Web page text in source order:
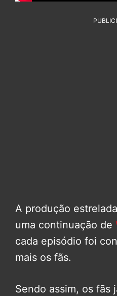
A produção
uma continuação de
cada episódio foi
mais os fãs.
Sendo assim, os fãs